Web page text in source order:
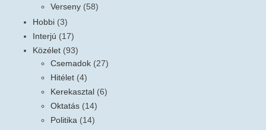
Verseny (58)
Hobbi (3)
Interjú (17)
Közélet (93)
Csemadok (27)
Hitélet (4)
Kerekasztal (6)
Oktatás (14)
Politika (14)